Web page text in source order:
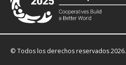
© Todos los derechos reservados 2026.